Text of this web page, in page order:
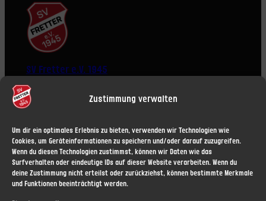
Zustimmung verwalten
Um dir ein optimales Erlebnis zu bieten, verwenden wir Technologien wie
Cookies, um Geräteinformationen zu speichern und/oder darauf zuzugreifen.
Wenn du diesen Technologien zustimmst, können wir Daten wie das
Surfverhalten oder eindeutige IDs auf dieser Website verarbeiten. Wenn du
deine Zustimmung nicht erteilst oder zurückziehst, können bestimmte Merkmale
und Funktionen beeinträchtigt werden.
SV Fretter e.V. 1945
ÜBER UNS
News
Vorstand
RECHTLICHES
Impressum
Haftungsausschluss (Disclaimer)